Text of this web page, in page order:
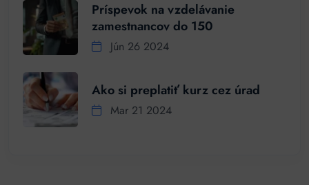
Príspevok na vzdelávanie
zamestnancov do 150
Jún 26 2024
Ako si preplatiť kurz cez úrad
Mar 21 2024